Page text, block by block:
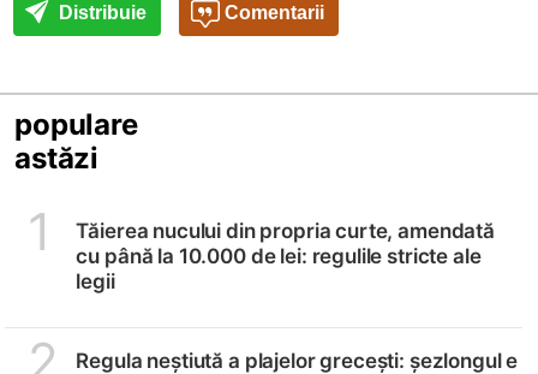
Distribuie Comentarii
populare
astăzi
1
Tăierea nucului din propria curte, amendată
cu până la 10.000 de lei: regulile stricte ale
legii
2
Regula neștiută a plajelor grecești: șezlongul e